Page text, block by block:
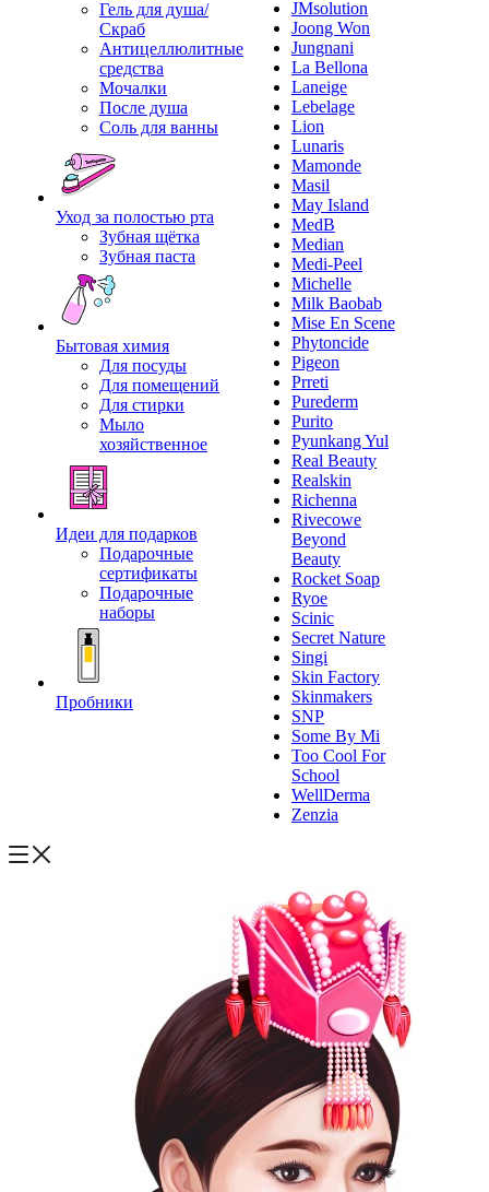
Гель для душа/
Скраб
Антицеллюлитные
средства
Мочалки
После душа
Соль для ванны
Уход за полостью рта
Зубная щётка
Зубная паста
Бытовая химия
Для посуды
Для помещений
Для стирки
Мыло
хозяйственное
Идеи для подарков
Подарочные
сертификаты
Подарочные
наборы
Пробники
JMsolution
Joong Won
Jungnani
La Bellona
Laneige
Lebelage
Lion
Lunaris
Mamonde
Masil
May Island
MedB
Median
Medi-Peel
Michelle
Milk Baobab
Mise En Scene
Phytoncide
Pigeon
Prreti
Purederm
Purito
Pyunkang Yul
Real Beauty
Realskin
Richenna
Rivecowe
Beyond
Beauty
Rocket Soap
Ryoe
Scinic
Secret Nature
Singi
Skin Factory
Skinmakers
SNP
Some By Mi
Too Cool For
School
WellDerma
Zenzia